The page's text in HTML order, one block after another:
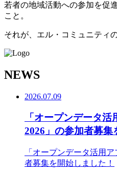
若者の地域活動への参加を促
こと。
それが、エル・コミュニティ
NEWS
2026.07.09
「オープンデータ
2026」の参加者募集
「オープンデータ活用
者募集を開始しました！